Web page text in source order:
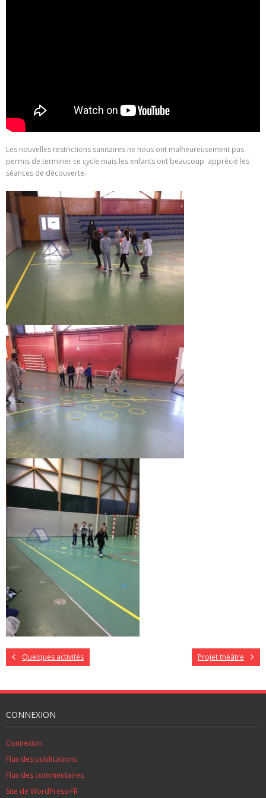
Les nouvelles restrictions sanitaires ne nous ont malheureusement pas
permis de terminer ce cycle mais les enfants ont beaucoup apprécié les
séances de découverte.
Quelques activités Projet théâtre
CONNEXION
Connexion
Flux des publications
Flux des commentaires
Site de WordPress-FR